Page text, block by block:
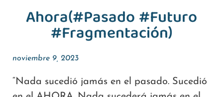
Ahora(#Pasado #Futuro
#Fragmentación)
noviembre 9, 2023
“Nada sucedió jamás en el pasado. Sucedió